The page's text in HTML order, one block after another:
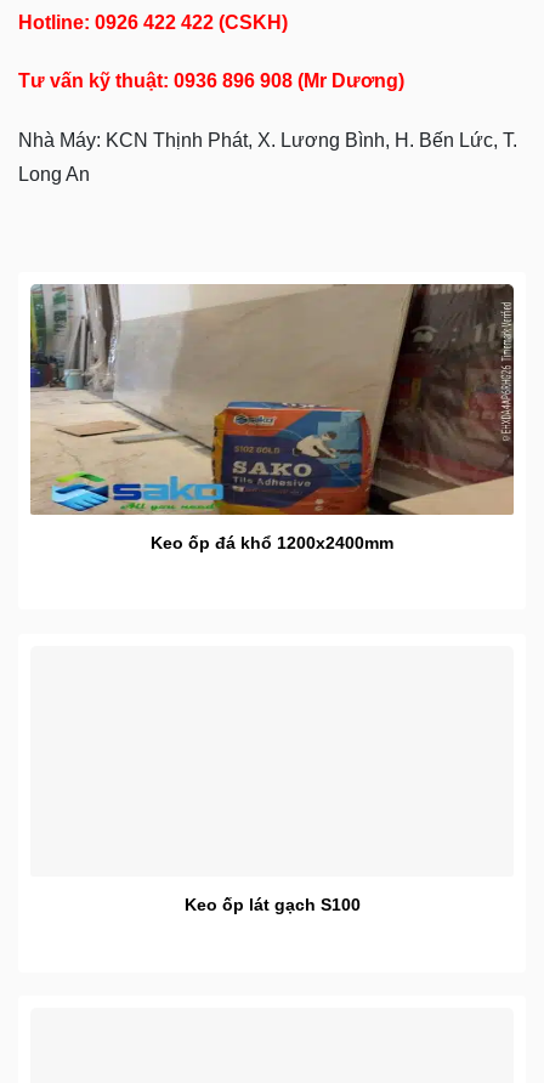
Hotline: 0926 422 422 (CSKH)
Tư vấn kỹ thuật: 0936 896 908 (Mr Dương)
Nhà Máy: KCN Thịnh Phát, X. Lương Bình, H. Bến Lức, T.
Long An
Keo ốp đá khổ 1200x2400mm
Keo ốp lát gạch S100